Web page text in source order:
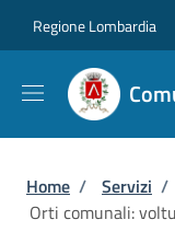
Regione Lombardia
Briciole
Home / Servizi /
Orti comunali: